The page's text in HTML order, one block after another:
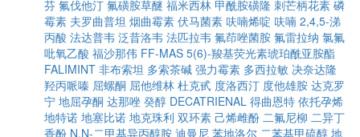
芬 氟伐他汀 氟磺胺草醚 福米西林 甲酰胺磺隆 刺芒柄花素 磷
霉素 夫罗曲普坦 烟曲霉素 伏马菌素 呋喃烯啶 呋喃 2,4,5-涕
丙酸 法达普韦 泛昔洛韦 法匹拉韦 氟茚唑菌胺 氟雷拉纳 氯氟
吡氧乙酸 福沙那伟 FF-MAS 5(6)-羧基荧光素琥珀酰亚胺酯
FALIMINT 非布索坦 多索茶碱 强力霉素 多西拉敏 决奈达隆
羟丙哌嗪 屈螺酮 屈他维林 杜克甙 度洛西汀 度他雄胺 达克罗
宁 地屈孕酮 达那唑 癸醇 DECATRIENAL 得曲恩特 依托孕烯
地特诺 地塞比诺 地克珠利 双环素 己烯雌酚 二氟尼柳 二异丁
香酚 N,N-二甲基异丙醇胺 迪曼尼 苯地洛尔 二苯基甲硫醇 地